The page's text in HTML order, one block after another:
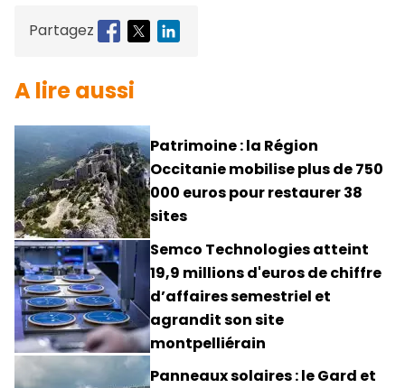
Partagez
A lire aussi
Patrimoine : la Région
Occitanie mobilise plus de 750
000 euros pour restaurer 38
sites
Semco Technologies atteint
19,9 millions d'euros de chiffre
d’affaires semestriel et
agrandit son site
montpelliérain
Panneaux solaires : le Gard et